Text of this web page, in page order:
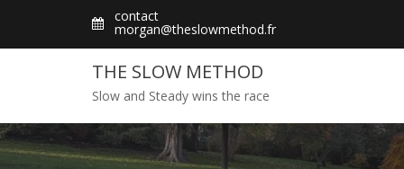
content
contact
morgan@theslowmethod.fr
THE SLOW METHOD
Slow and Steady wins the race